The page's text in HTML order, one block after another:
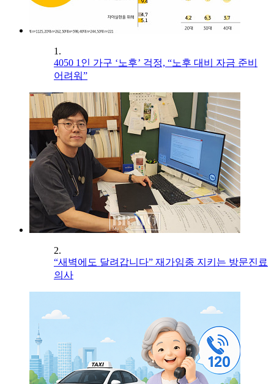
1.
4050 1인 가구 ‘노후’ 걱정, “노후 대비 자금 준비
어려워”
2.
“새벽에도 달려갑니다” 재가임종 지키는 방문진료
의사